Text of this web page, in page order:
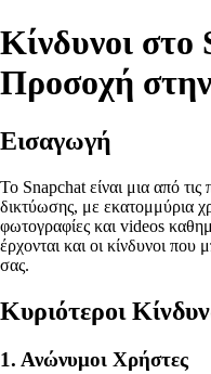
Κίνδυνοι
Προσοχή
Εισαγωγή
Το Snapchat είναι μια από
δικτύωσης, με εκατομμύρια
φωτογραφίες και videos
έρχονται και οι κίνδυνοι
σας.
Κυριότεροι
1. Ανώνυμοι Χρήστες